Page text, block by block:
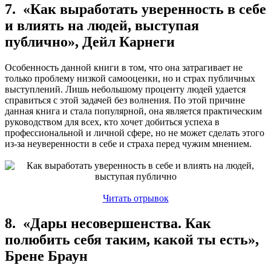
7. «Как выработать уверенность в себе
и влиять на людей, выступая
публично», Дейл Карнеги
Особенность данной книги в том, что она затрагивает не
только проблему низкой самооценки, но и страх публичных
выступлений. Лишь небольшому проценту людей удается
справиться с этой задачей без волнения. По этой причине
данная книга и стала популярной, она является практическим
руководством для всех, кто хочет добиться успеха в
профессиональной и личной сфере, но не может сделать этого
из-за неуверенности в себе и страха перед чужим мнением.
Читать отрывок
8. «Дары несовершенства. Как
полюбить себя таким, какой ты есть»,
Брене Браун